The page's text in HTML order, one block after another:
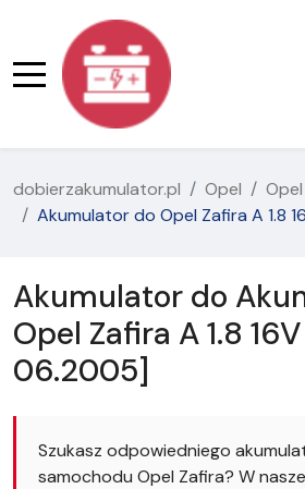
dobierzakumulator.pl Opel
Akumulator do Opel Zafira A 1.8
Akumulator do
Opel Zafira A 1.8
06.2005]
Szukasz odpowiedniego
samochodu Opel Zafira? W